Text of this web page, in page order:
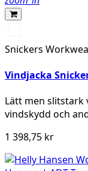
Snickers
Vindjacka
Lätt men slitstark
vindskydd och
1 398,75 kr